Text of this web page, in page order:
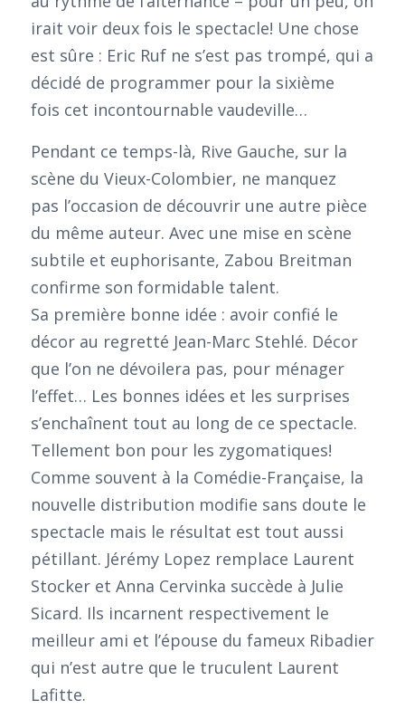
irait voir deux fois le spectacle! Une chose
est sûre : Eric Ruf ne s’est pas trompé, qui a
décidé de programmer pour la sixième
fois cet incontournable vaudeville…
Pendant ce temps-là, Rive Gauche, sur la
scène du Vieux-Colombier, ne manquez
pas l’occasion de découvrir une autre pièce
du même auteur. Avec une mise en scène
subtile et euphorisante, Zabou Breitman
confirme son formidable talent.
Sa première bonne idée : avoir confié le
décor au regretté Jean-Marc Stehlé. Décor
que l’on ne dévoilera pas, pour ménager
l’effet… Les bonnes idées et les surprises
s’enchaînent tout au long de ce spectacle.
Tellement bon pour les zygomatiques!
Comme souvent à la Comédie-Française, la
nouvelle distribution modifie sans doute le
spectacle mais le résultat est tout aussi
pétillant. Jérémy Lopez remplace Laurent
Stocker et Anna Cervinka succède à Julie
Sicard. Ils incarnent respectivement le
meilleur ami et l’épouse du fameux Ribadier
qui n’est autre que le truculent Laurent
Lafitte.